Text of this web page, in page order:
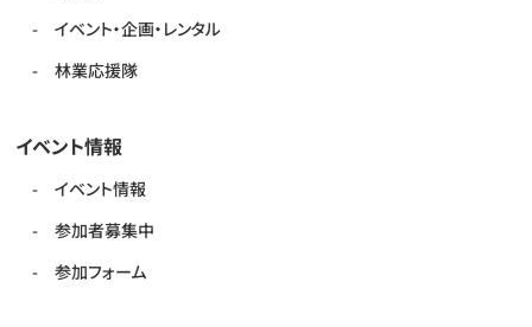
イベント・企画・レンタル
林業応援隊
イベント情報
イベント情報
参加者募集中
参加フォーム